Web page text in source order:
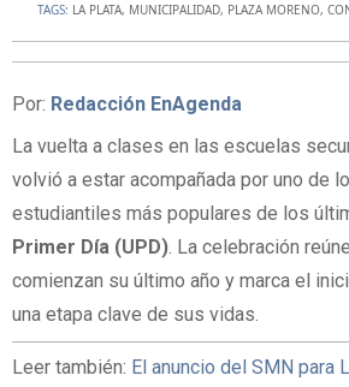
TAGS: LA PLATA, MUNICIPALIDAD, PLAZA MORENO,
Por: Redacción EnAgenda
La vuelta a clases en las escuelas
volvió a estar acompañada por uno de
estudiantiles más populares de los
Primer Día (UPD). La celebración
comienzan su último año y marca el
una etapa clave de sus vidas.
Leer también: El anuncio del SMN para